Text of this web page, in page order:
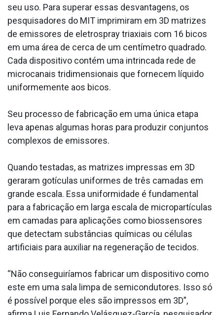
seu uso. Para superar essas desvantagens, os
pesquisadores do MIT imprimiram em 3D matrizes
de emissores de eletrospray triaxiais com 16 bicos
em uma área de cerca de um centímetro quadrado.
Cada dispositivo contém uma intrincada rede de
microcanais tridimensionais que fornecem líquido
uniformemente aos bicos.
Seu processo de fabricação em uma única etapa
leva apenas algumas horas para produzir conjuntos
complexos de emissores.
Quando testadas, as matrizes impressas em 3D
geraram gotículas uniformes de três camadas em
grande escala. Essa uniformidade é fundamental
para a fabricação em larga escala de micropartículas
em camadas para aplicações como biossensores
que detectam substâncias químicas ou células
artificiais para auxiliar na regeneração de tecidos.
“Não conseguiríamos fabricar um dispositivo como
este em uma sala limpa de semicondutores. Isso só
é possível porque eles são impressos em 3D”,